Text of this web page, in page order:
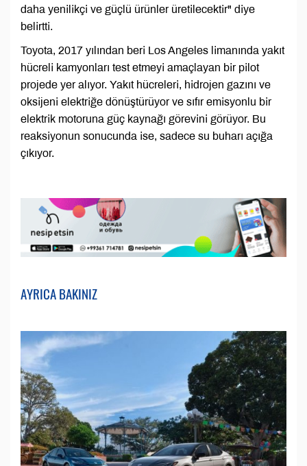
daha yenilikçi ve güçlü ürünler üretilecektir" diye
belirtti.
Toyota, 2017 yılından beri Los Angeles limanında yakıt
hücreli kamyonları test etmeyi amaçlayan bir pilot
projede yer alıyor. Yakıt hücreleri, hidrojen gazını ve
oksijeni elektriğe dönüştürüyor ve sıfır emisyonlu bir
elektrik motoruna güç kaynağı görevini görüyor. Bu
reaksiyonun sonucunda ise, sadece su buharı açığa
çıkıyor.
AYRICA BAKINIZ